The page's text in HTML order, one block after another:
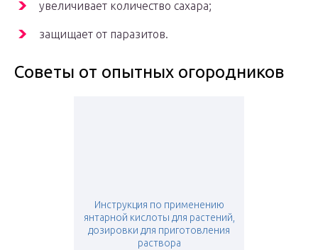
увеличивает количество сахара;
защищает от паразитов.
Советы от опытных огородников
Инструкция по применению
янтарной кислоты для растений,
дозировки для приготовления
раствора